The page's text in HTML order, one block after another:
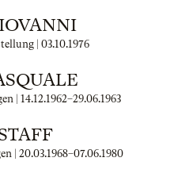
| 03.10.1976
| 14.12.1962–29.06.1963
| 20.03.1968–07.06.1980